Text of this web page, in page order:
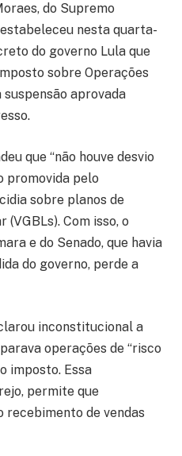
do Supremo
nesta quarta-
do governo Lula que
sobre Operações
aprovada
que “não houve desvio
promovida pelo
sobre planos de
Com isso, o
e do Senado, que havia
do governo, perde a
inconstitucional a
operações de “risco
imposto. Essa
permite que
de vendas